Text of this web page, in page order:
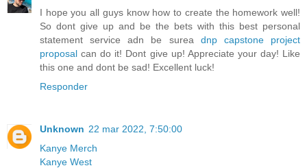
I hope you all guys know how to create the homework well!
So dont give up and be the bets with this best personal
statement service adn be surea dnp capstone project
proposal can do it! Dont give up! Appreciate your day! Like
this one and dont be sad! Excellent luck!
Responder
Unknown 22 mar 2022, 7:50:00
Kanye Merch
Kanye West